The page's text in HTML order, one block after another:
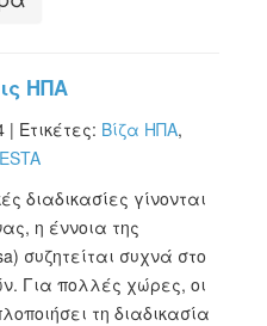
ΗΠΑ
| Ετικέτες: Βίζα ΗΠΑ,
διαδικασίες γίνονται
η έννοια της
συζητείται συχνά στο
Για πολλές χώρες, οι
τη διαδικασία